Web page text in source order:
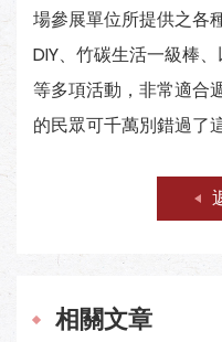
場參展單位所提供之各
DIY、竹碳生活一級棒
等多項活動，非常適合
的民眾可千萬別錯過了
相關文章